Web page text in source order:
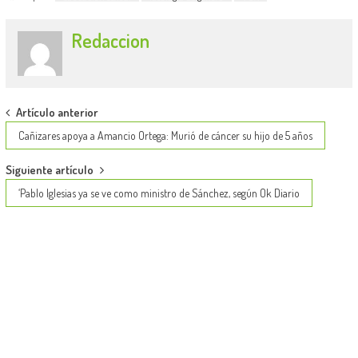
Redaccion
Post
navigation
Artículo anterior
Cañizares apoya a Amancio Ortega: Murió de cáncer su hijo de 5 años
Siguiente artículo
‘Pablo Iglesias ya se ve como ministro de Sánchez, según Ok Diario